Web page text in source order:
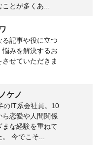
とが多くあ...
る記事や役に立つ
悩みを解決するお
させていただきま
ケノ
のIT系会社員。10
ら恋愛や人間関係
まな経験を重ねて
今でこそ...